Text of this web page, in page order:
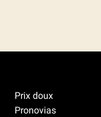
Prix doux
Pronovias